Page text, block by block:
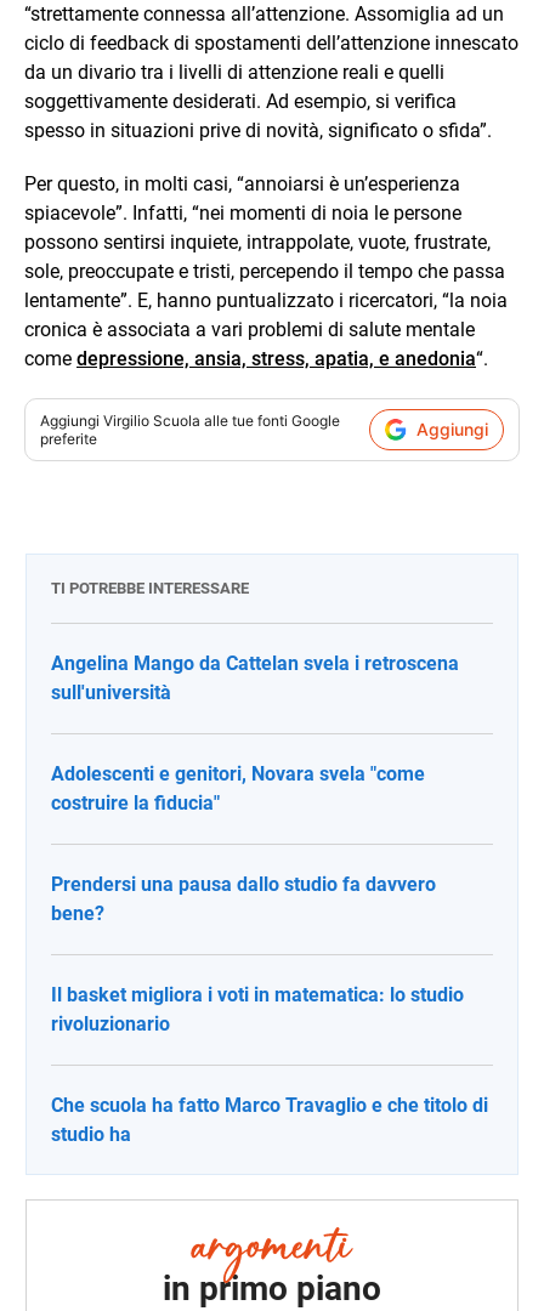
“strettamente connessa all’attenzione. Assomiglia ad un
ciclo di feedback di spostamenti dell’attenzione innescato
da un divario tra i livelli di attenzione reali e quelli
soggettivamente desiderati. Ad esempio, si verifica
spesso in situazioni prive di novità, significato o sfida”.
Per questo, in molti casi, “annoiarsi è un’esperienza
spiacevole”. Infatti, “nei momenti di noia le persone
possono sentirsi inquiete, intrappolate, vuote, frustrate,
sole, preoccupate e tristi, percependo il tempo che passa
lentamente”. E, hanno puntualizzato i ricercatori, “la noia
cronica è associata a vari problemi di salute mentale
come depressione, ansia, stress, apatia, e anedonia“.
Aggiungi Virgilio Scuola alle tue fonti Google
preferite
Aggiungi
TI POTREBBE INTERESSARE
Angelina Mango da Cattelan svela i retroscena
sull'università
Adolescenti e genitori, Novara svela "come
costruire la fiducia"
Prendersi una pausa dallo studio fa davvero
bene?
Il basket migliora i voti in matematica: lo studio
rivoluzionario
Che scuola ha fatto Marco Travaglio e che titolo di
studio ha
in primo piano